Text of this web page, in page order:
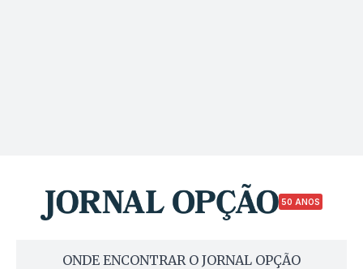
50 ANOS
ONDE ENCONTRAR O JORNAL OPÇÃO